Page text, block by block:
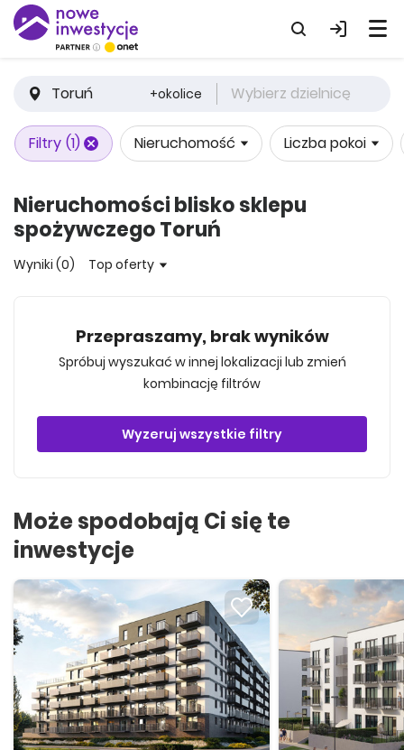
Toruń +okolice Wybierz dzielnicę
Filtry (1) Nieruchomość Liczba pokoi
Nieruchomości blisko sklepu
spożywczego Toruń
Wyniki (0) Top oferty
Przepraszamy, brak wyników
Spróbuj wyszukać w innej lokalizacji lub zmień
kombinację filtrów
Wyzeruj wszystkie filtry
Może spodobają Ci się te
inwestycje